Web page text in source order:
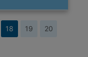
18 19
20